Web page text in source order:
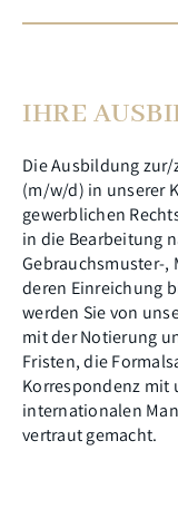
IHRE
Die Ausbildung
(m/w/d) in unserer
gewerblichen
in die Bearbeitung
Gebrauchsmuster-,
deren Einreichung
werden Sie von
mit der Notierung
Fristen, die
Korrespondenz mit
internationalen
vertraut gemacht.